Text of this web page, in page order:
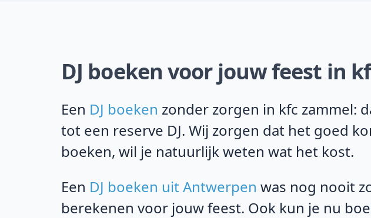
DJ boeken voor jouw feest in
Een DJ boeken zonder zorgen in kfc zammel:
tot een reserve DJ. Wij zorgen dat het goed
boeken, wil je natuurlijk weten wat het kost.
Een DJ boeken uit Antwerpen was nog nooit
berekenen voor jouw feest. Ook kun je nu